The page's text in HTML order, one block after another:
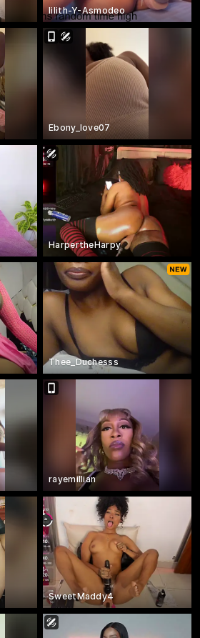
lilith-Y-Asmodeo
Ebony_love07
HarpertheHarpy
Thee_Duchesss
rayemillian
SweetMaddy4